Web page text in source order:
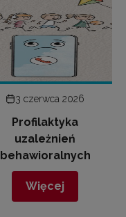
3 czerwca 2026
Profilaktyka
uzależnień
behawioralnych
Więcej